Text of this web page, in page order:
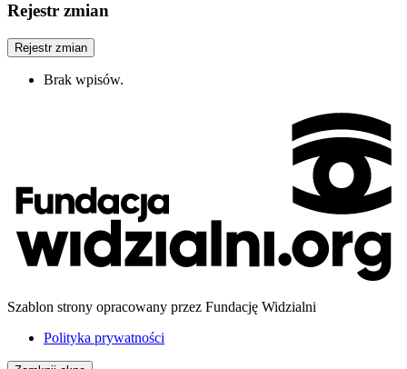
Rejestr zmian
Rejestr zmian
Brak wpisów.
Szablon strony opracowany przez Fundację Widzialni
Polityka prywatności